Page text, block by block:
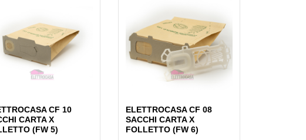
CF 10
CARTA X
(FW 5)
ELETTROCASA CF 08
SACCHI CARTA X
FOLLETTO (FW 6)